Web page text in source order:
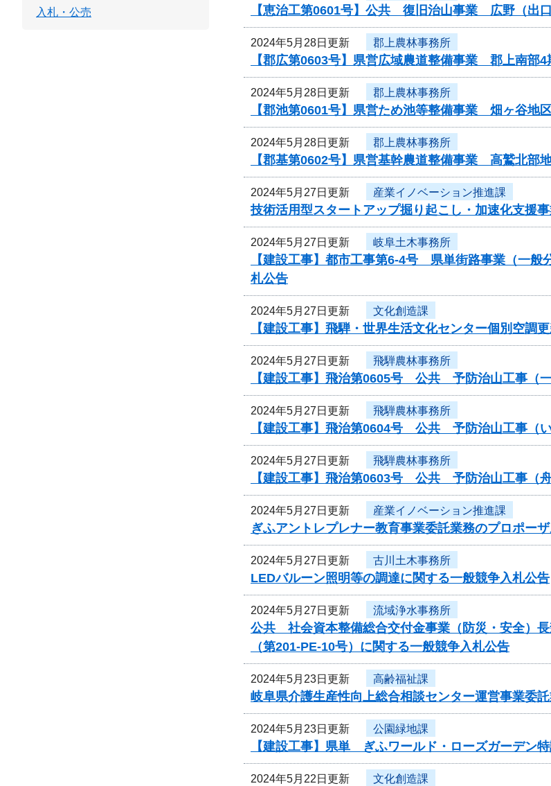
【恵治工第0601号】公共 復旧治山事業 広野（出
2024年5月28日更新 郡上農林事務所
【郡広第0603号】県営広域農道整備事業 郡上南
2024年5月28日更新 郡上農林事務所
【郡池第0601号】県営ため池等整備事業 畑ヶ谷
2024年5月28日更新 郡上農林事務所
【郡基第0602号】県営基幹農道整備事業 高鷲北
2024年5月27日更新 産業イノベーション推進課
技術活用型スタートアップ掘り起こし・加速化支援
2024年5月27日更新 岐阜土木事務所
【建設工事】都市工事第6-4号 県単街路事業（一般
札公告
2024年5月27日更新 文化創造課
【建設工事】飛騨・世界生活文化センター個別空調
2024年5月27日更新 飛騨農林事務所
【建設工事】飛治第0605号 公共 予防治山工事（
2024年5月27日更新 飛騨農林事務所
【建設工事】飛治第0604号 公共 予防治山工事（
2024年5月27日更新 飛騨農林事務所
【建設工事】飛治第0603号 公共 予防治山工事（
2024年5月27日更新 産業イノベーション推進課
ぎふアントレプレナー教育事業委託業務のプロポーザ
2024年5月27日更新 古川土木事務所
LEDバルーン照明等の調達に関する一般競争入札公告
2024年5月27日更新 流域浄水事務所
公共 社会資本整備総合交付金事業（防災・安全）
（第201-PE-10号）に関する一般競争入札公告
2024年5月23日更新 高齢福祉課
岐阜県介護生産性向上総合相談センター運営事業委
2024年5月23日更新 公園緑地課
【建設工事】県単 ぎふワールド・ローズガーデン
2024年5月22日更新 文化創造課
入札・公売